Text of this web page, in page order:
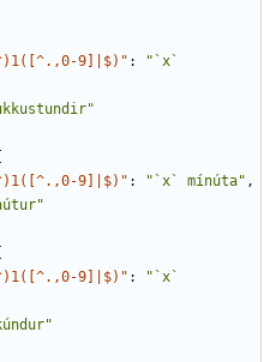
9]|$)" :
"`x`
9]|$)" : "`x` mínúta" ,
9]|$)" :
"`x`